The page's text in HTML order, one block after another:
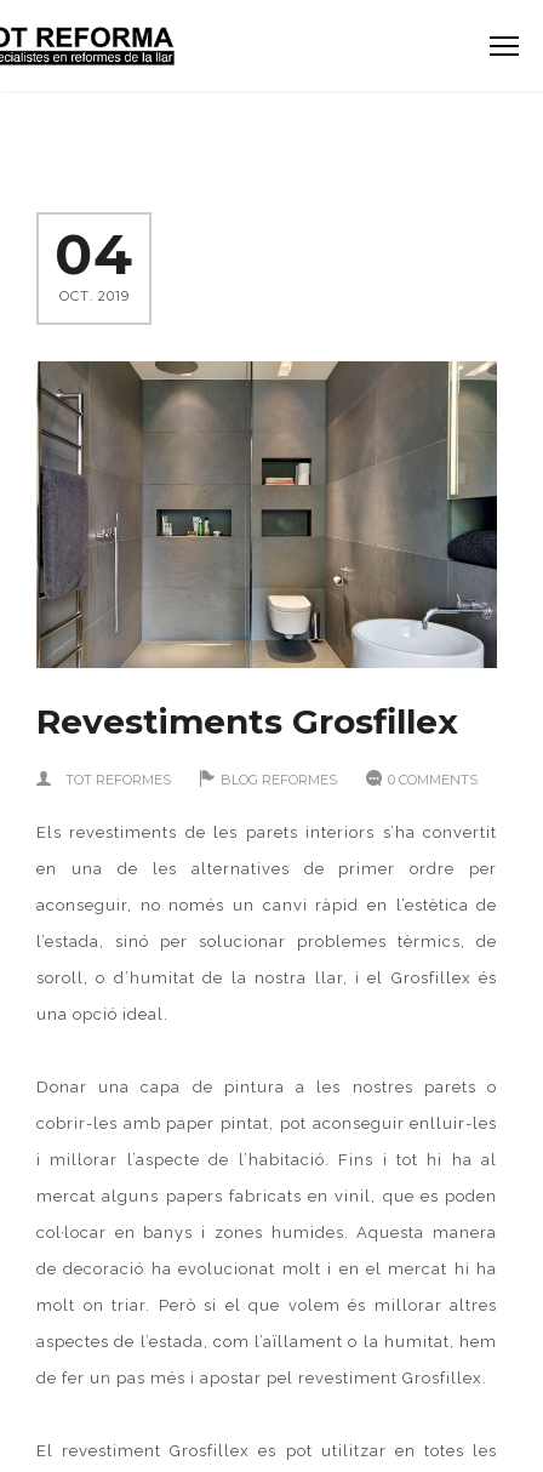
04
OCT. 2019
Revestiments Grosfillex
TOT REFORMES BLOG REFORMES 0 COMMENTS
Els revestiments de les parets interiors s’ha convertit
en una de les alternatives de primer ordre per
aconseguir, no només un canvi ràpid en l’estètica de
l’estada, sinó per solucionar problemes tèrmics, de
soroll, o d’humitat de la nostra llar, i el Grosfillex és
una opció ideal.
Donar una capa de pintura a les nostres parets o
cobrir-les amb paper pintat, pot aconseguir enlluir-les
i millorar l’aspecte de l’habitació. Fins i tot hi ha al
mercat alguns papers fabricats en vinil, que es poden
col·locar en banys i zones humides. Aquesta manera
de decoració ha evolucionat molt i en el mercat hi ha
molt on triar. Però si el que volem és millorar altres
aspectes de l’estada, com l’aïllament o la humitat, hem
de fer un pas més i apostar pel revestiment Grosfillex.
El revestiment Grosfillex es pot utilitzar en totes les